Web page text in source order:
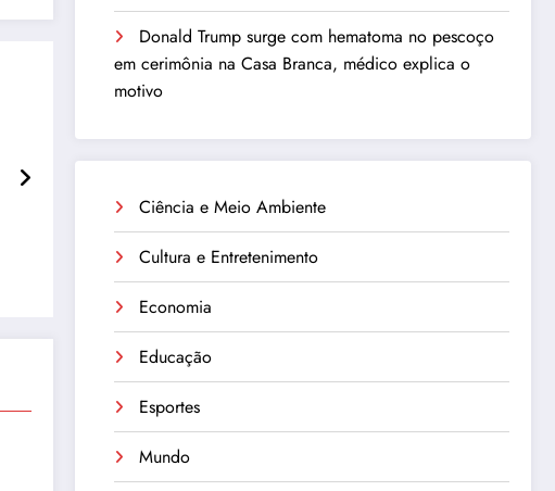
Donald Trump surge com hematoma no pescoço
em cerimônia na Casa Branca, médico explica o
motivo
Ciência e Meio Ambiente
Cultura e Entretenimento
Economia
Educação
Esportes
Mundo